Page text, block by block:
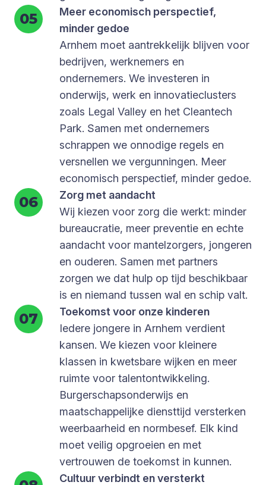
Meer economisch perspectief,
minder gedoe
Arnhem moet aantrekkelijk blijven voor
bedrijven, werknemers en
ondernemers. We investeren in
onderwijs, werk en innovatieclusters
zoals Legal Valley en het Cleantech
Park. Samen met ondernemers
schrappen we onnodige regels en
versnellen we vergunningen. Meer
economisch perspectief, minder gedoe.
Zorg met aandacht
Wij kiezen voor zorg die werkt: minder
bureaucratie, meer preventie en echte
aandacht voor mantelzorgers, jongeren
en ouderen. Samen met partners
zorgen we dat hulp op tijd beschikbaar
is en niemand tussen wal en schip valt.
Toekomst voor onze kinderen
Iedere jongere in Arnhem verdient
kansen. We kiezen voor kleinere
klassen in kwetsbare wijken en meer
ruimte voor talentontwikkeling.
Burgerschapsonderwijs en
maatschappelijke diensttijd versterken
weerbaarheid en normbesef. Elk kind
moet veilig opgroeien en met
vertrouwen de toekomst in kunnen.
Cultuur verbindt en versterkt